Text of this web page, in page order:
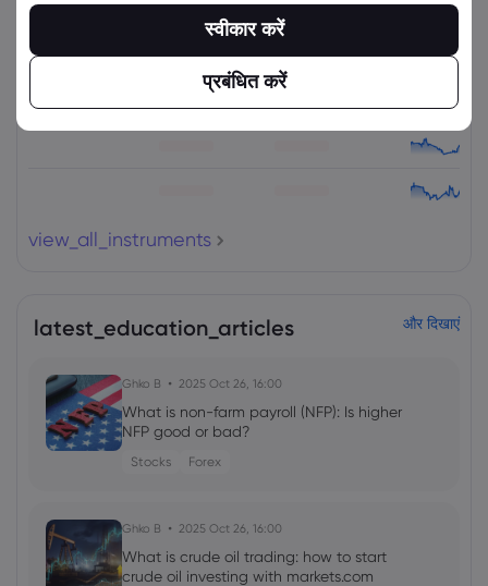
view_all_instruments
latest_education_articles और दिखाएं
Ghko B 2025 Oct 26, 16:00
What is non-farm payroll (NFP): Is higher
NFP good or bad?
Stocks Forex
Ghko B 2025 Oct 26, 16:00
What is crude oil trading: how to start
crude oil investing with markets.com
स्वीकार करें
प्रबंधित करें